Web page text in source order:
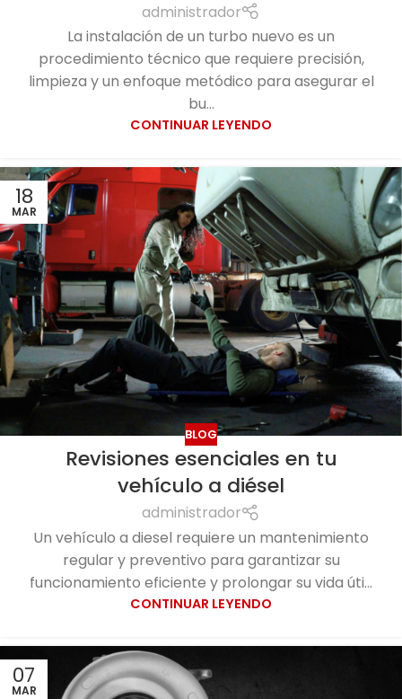
administrador
La instalación de un turbo nuevo es un
procedimiento técnico que requiere precisión,
limpieza y un enfoque metódico para asegurar el
bu...
CONTINUAR LEYENDO
18
MAR
BLOG
Revisiones esenciales en tu
vehículo a diésel
administrador
Un vehículo a diesel requiere un mantenimiento
regular y preventivo para garantizar su
funcionamiento eficiente y prolongar su vida úti...
CONTINUAR LEYENDO
07
MAR